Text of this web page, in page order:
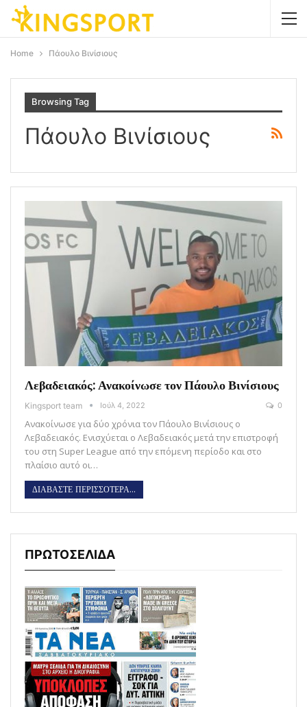
Home Πάουλο Βινίσιους
Browsing Tag
Πάουλο Βινίσιους
Λεβαδειακός: Ανακοίνωσε τον Πάουλο Βινίσιους
Kingsport team Ιούλ 4, 2022 0
Ανακοίνωσε για δύο χρόνια τον Πάουλο Βινίσιους ο
Λεβαδειακός. Ενισχύεται ο Λεβαδειακός μετά την επιστροφή
του στη Super League από την επόμενη περίοδο και στο
πλαίσιο αυτό οι…
ΔΙΑΒΑΣΤΕ ΠΕΡΙΣΣΟΤΕΡΑ...
ΠΡΩΤΟΣΕΛΙΔΑ